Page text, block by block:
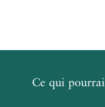
Ce qui